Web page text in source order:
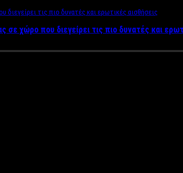
χώρο που διεγείρει τις πιο δυνατές και